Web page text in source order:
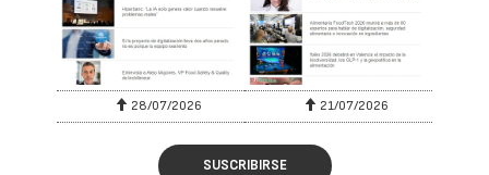
28/07/2026 21/07/2026
SUSCRIBIRSE